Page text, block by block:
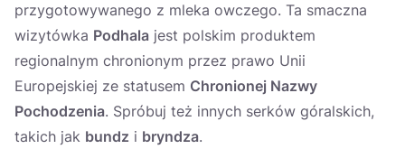
przygotowywanego z mleka owczego. Ta smaczna
wizytówka Podhala jest polskim produktem
regionalnym chronionym przez prawo Unii
Europejskiej ze statusem Chronionej Nazwy
Pochodzenia. Spróbuj też innych serków góralskich,
takich jak bundz i bryndza.